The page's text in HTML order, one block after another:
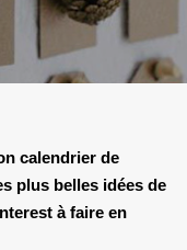
calendrier de
plus belles idées de
à faire en